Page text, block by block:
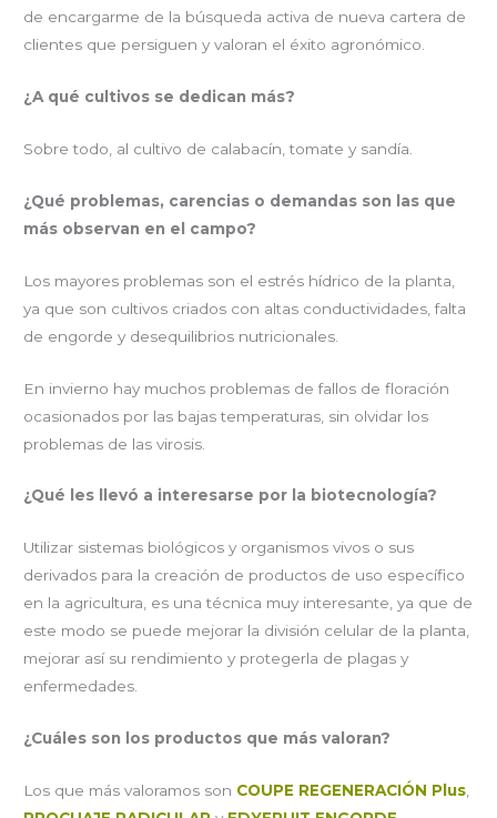
de encargarme de la búsqueda activa de nueva cartera de
clientes que persiguen y valoran el éxito agronómico.
¿A qué cultivos se dedican más?
Sobre todo, al cultivo de calabacín, tomate y sandía.
¿Qué problemas, carencias o demandas son las que
más observan en el campo?
Los mayores problemas son el estrés hídrico de la planta,
ya que son cultivos criados con altas conductividades, falta
de engorde y desequilibrios nutricionales.
En invierno hay muchos problemas de fallos de floración
ocasionados por las bajas temperaturas, sin olvidar los
problemas de las virosis.
¿Qué les llevó a interesarse por la biotecnología?
Utilizar sistemas biológicos y organismos vivos o sus
derivados para la creación de productos de uso específico
en la agricultura, es una técnica muy interesante, ya que de
este modo se puede mejorar la división celular de la planta,
mejorar así su rendimiento y protegerla de plagas y
enfermedades.
¿Cuáles son los productos que más valoran?
Los que más valoramos son COUPE REGENERACIÓN Plus